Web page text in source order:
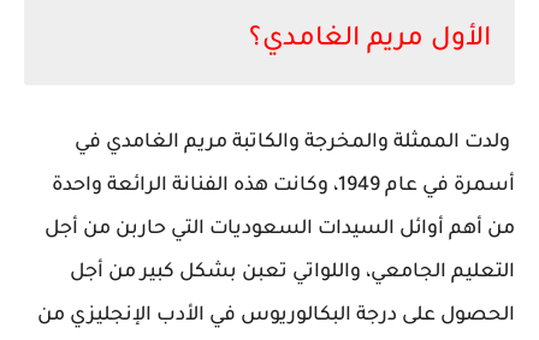
الأول مريم الغامدي؟
ولدت الممثلة والمخرجة والكاتبة مريم الغامدي في
أسمرة في عام 1949، وكانت هذه الفنانة الرائعة واحدة
من أهم أوائل السيدات السعوديات التي حاربن من أجل
التعليم الجامعي، واللواتي تعبن بشكل كبير من أجل
الحصول على درجة البكالوريوس في الأدب الإنجليزي من